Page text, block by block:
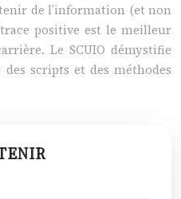
de l’information (et non
positive est le meilleur
Le SCUIO démystifie
scripts et des méthodes